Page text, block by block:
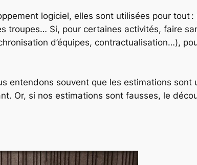
logiciel, elles sont utilisées pour tout
troupes… Si, pour certaines activités, faire
d’équipes, contractualisation…),
entendons souvent que les estimations sont
Or, si nos estimations sont fausses, le